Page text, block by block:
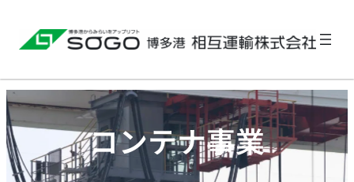
コンテナ事業